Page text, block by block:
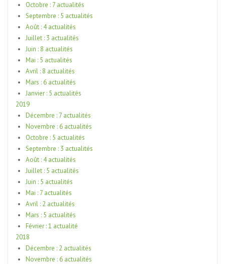
Octobre : 7 actualités
Septembre : 5 actualités
Août : 4 actualités
Juillet : 3 actualités
Juin : 8 actualités
Mai : 5 actualités
Avril : 8 actualités
Mars : 6 actualités
Janvier : 5 actualités
2019
Décembre : 7 actualités
Novembre : 6 actualités
Octobre : 5 actualités
Septembre : 3 actualités
Août : 4 actualités
Juillet : 5 actualités
Juin : 5 actualités
Mai : 7 actualités
Avril : 2 actualités
Mars : 5 actualités
Février : 1 actualité
2018
Décembre : 2 actualités
Novembre : 6 actualités